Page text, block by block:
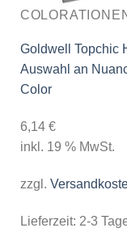
Goldwell Topchic
Auswahl an
Color
6,14 €
inkl. 19 % MwSt.
zzgl.
Lieferzeit: 2-3